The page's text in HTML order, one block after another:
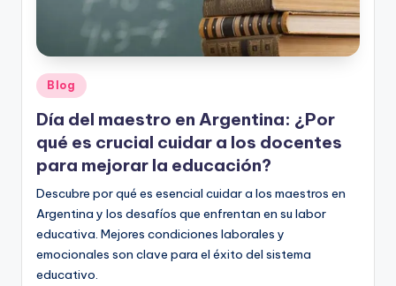
a
fí
a
y
e
d
u
c
Publicado
en
Blog
Día del maestro en Argentina: ¿Por
qué es crucial cuidar a los docentes
para mejorar la educación?
Descubre por qué es esencial cuidar a los maestros en
Argentina y los desafíos que enfrentan en su labor
educativa. Mejores condiciones laborales y
emocionales son clave para el éxito del sistema
educativo.